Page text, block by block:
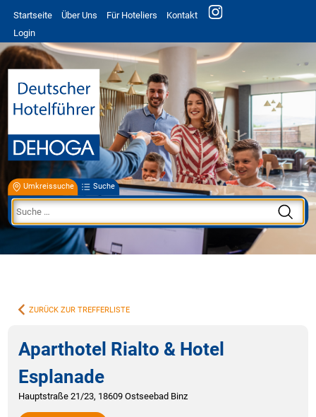
Startseite Über Uns Für Hoteliers
Kontakt
Login
Umkreissuche Suche
ZURÜCK ZUR TREFFERLISTE
Aparthotel Rialto & Hotel
Esplanade
Hauptstraße 21/23, 18609 Ostseebad Binz